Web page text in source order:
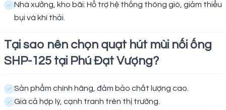
Nhà xưởng, kho bãi: Hỗ trợ hệ thống thông gió, giảm thiểu
bụi và khí thải.
Tại sao nên chọn quạt hút mùi nối ống
SHP-125 tại Phú Đạt Vượng?
Sản phẩm chính hãng, đảm bảo chất lượng cao.
Giá cả hợp lý, cạnh tranh trên thị trường.